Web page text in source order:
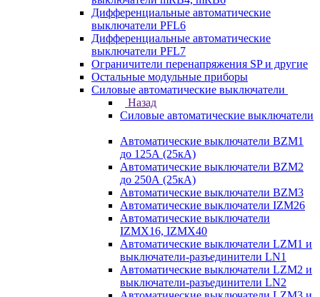
Дифференциальные автоматические
выключатели PFL6
Дифференциальные автоматические
выключатели PFL7
Ограничители перенапряжения SP и другие
Остальные модульные приборы
Силовые автоматические выключатели
Назад
Силовые автоматические выключатели
Автоматические выключатели BZM1
до 125А (25кА)
Автоматические выключатели BZM2
до 250А (25кА)
Автоматические выключатели BZM3
Автоматические выключатели IZM26
Автоматические выключатели
IZMX16, IZMX40
Автоматические выключатели LZM1 и
выключатели-разъединители LN1
Автоматические выключатели LZM2 и
выключатели-разъединители LN2